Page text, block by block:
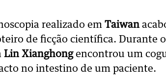
realizado em Taiwan
de ficção científica. Durante
Lin Xianghongencontrou um
no intestino de um paciente.